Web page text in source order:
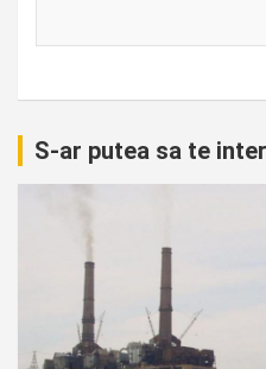
S-ar putea sa te